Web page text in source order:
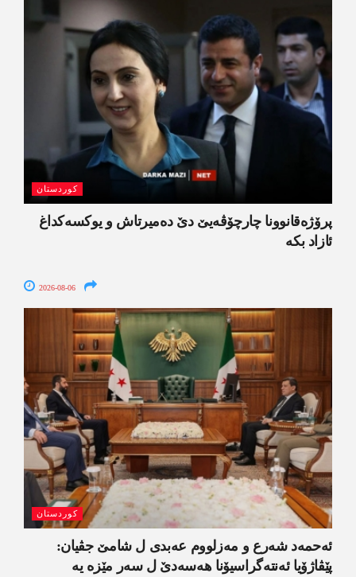
کوردستان
پرۆژەقانوونا چارچۆڤەیێ دێ دەمیرتاش و یوکسەکداغ
ئازاد بکە
2026-08-06
کوردستان
ئەحمەد شەرع و مەزلووم عەبدی ل شامێ جڤیان:
پێڤاژۆیا ئەنتەگراسیۆنا ھەسەدێ ل سەر مێزە یە